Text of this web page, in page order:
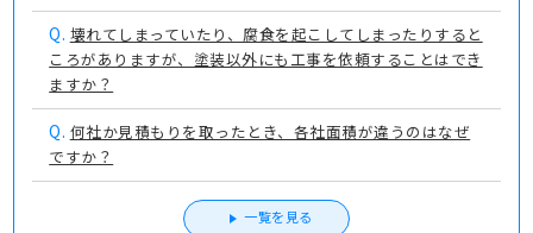
Q. 壊れてしまっていたり、腐食を起こしてしまったりすると
ころがありますが、塗装以外にも工事を依頼することはでき
ますか？
Q. 何社か見積もりを取ったとき、各社面積が違うのはなぜ
ですか？
一覧を見る